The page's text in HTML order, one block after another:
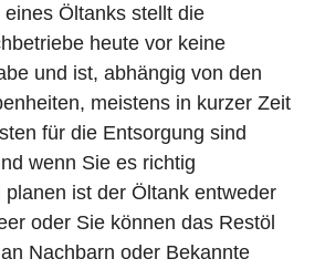
Öltanks stellt die
heute vor keine
und ist, abhängig von den
meistens in kurzer Zeit
für die Entsorgung sind
wenn Sie es richtig
ist der Öltank entweder
oder Sie können das Restöl
Nachbarn oder Bekannte